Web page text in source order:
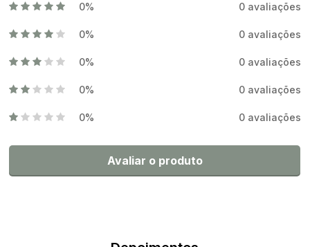
0% 0 avaliações
0% 0 avaliações
0% 0 avaliações
0% 0 avaliações
0% 0 avaliações
Avaliar o produto